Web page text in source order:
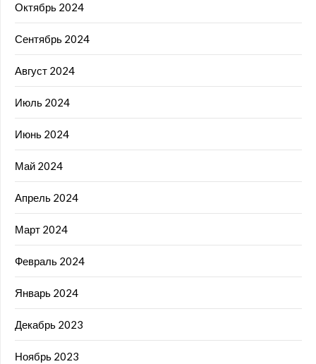
Октябрь 2024
Сентябрь 2024
Август 2024
Июль 2024
Июнь 2024
Май 2024
Апрель 2024
Март 2024
Февраль 2024
Январь 2024
Декабрь 2023
Ноябрь 2023